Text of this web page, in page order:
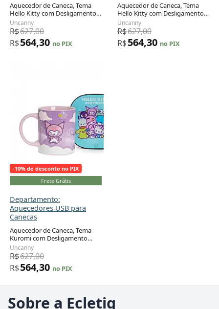
Aquecedor de Caneca, Tema
Hello Kitty com Desligamento
Automático, Inclui Caneca,
110V 16W, Uncanny Brands,
Azul
Uncanny
R$627,00
R$564,30 no PIX
Aquecedor de Caneca, Tema
Hello Kitty com Desligamento
Automático, Inclui Caneca,
110V 16W, Uncanny Brands,
Rosa
Uncanny
R$627,00
R$564,30 no PIX
-10% de desconto no PIX
Frete Grátis
Departamento:
Aquecedores USB para
Canecas
Aquecedor de Caneca, Tema
Kuromi com Desligamento
Automático, Inclui Caneca, 16W,
Uncanny Brands, Roxo
Adicionar ao carrinho
Uncanny
R$627,00
R$564,30 no PIX
Sobre a Ecletiq